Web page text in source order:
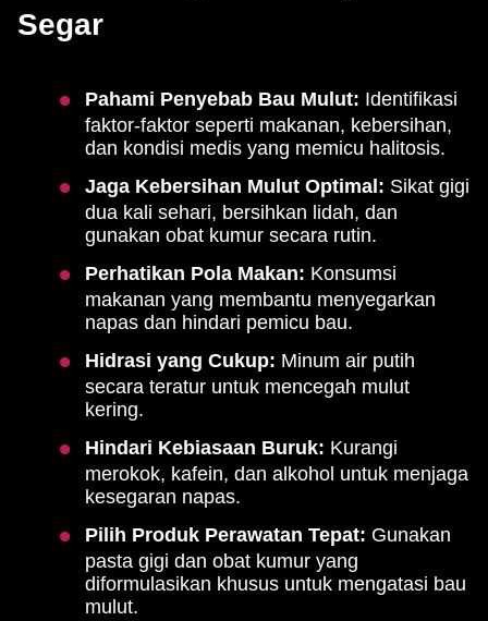
Segar
Pahami Penyebab Bau Mulut: Identifikasi
faktor-faktor seperti makanan, kebersihan,
dan kondisi medis yang memicu halitosis.
Jaga Kebersihan Mulut Optimal: Sikat gigi
dua kali sehari, bersihkan lidah, dan
gunakan obat kumur secara rutin.
Perhatikan Pola Makan: Konsumsi
makanan yang membantu menyegarkan
napas dan hindari pemicu bau.
Hidrasi yang Cukup: Minum air putih
secara teratur untuk mencegah mulut
kering.
Hindari Kebiasaan Buruk: Kurangi
merokok, kafein, dan alkohol untuk menjaga
kesegaran napas.
Pilih Produk Perawatan Tepat: Gunakan
pasta gigi dan obat kumur yang
diformulasikan khusus untuk mengatasi bau
mulut.